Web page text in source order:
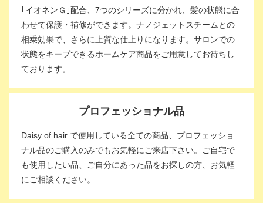
｢イオネンＧ｣配合、7つのシリーズに分かれ、髪の状態に合
わせて保護・補修ができます。ナノジェットスチームとの
相乗効果で、さらに上質な仕上りになります。サロンでの
状態をキープできるホームケア商品をご用意してお待ちし
ております。
プロフェッショナル品
Daisy of hair で使用している全ての商品、プロフェッショ
ナル品のご購入のみでもお気軽にご来店下さい。ご自宅で
も使用したい品、ご自分にあった品をお探しの方、お気軽
にご相談ください。